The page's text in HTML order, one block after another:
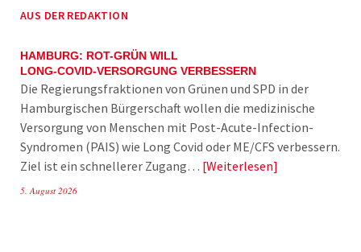
AUS DER REDAKTION
HAMBURG: ROT-GRÜN WILL
LONG-COVID-VERSORGUNG VERBESSERN
Die Regierungsfraktionen von Grünen und SPD in der
Hamburgischen Bürgerschaft wollen die medizinische
Versorgung von Menschen mit Post-Acute-Infection-
Syndromen (PAIS) wie Long Covid oder ME/CFS verbessern.
Ziel ist ein schnellerer Zugang… Weiterlesen
5. August 2026